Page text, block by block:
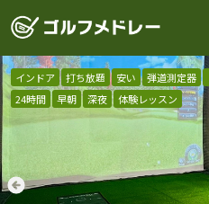
インドア 打ち放題 安い 弾道測定器
24時間
早朝 深夜 体験レッスン